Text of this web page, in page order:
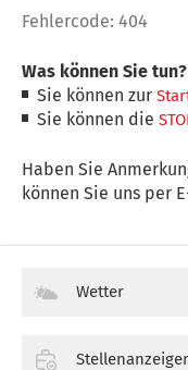
Fehlercode: 404
Was können Sie tun?
Sie können zur
Sie können die
Haben Sie
können Sie uns per
Wetter